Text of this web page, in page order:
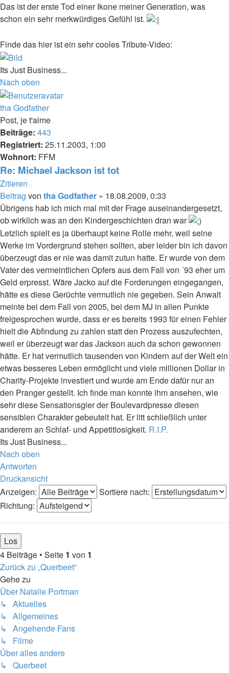
Das ist der erste Tod einer Ikone meiner Generation, was
schon ein sehr merkwürdiges Gefühl ist.
Finde das hier ist ein sehr cooles Tribute-Video:
Its Just Business...
Nach oben
tha Godfather
Post, je t'aime
Beiträge: 443
Registriert: 25.11.2003, 1:00
Wohnort: FFM
Re: Michael Jackson ist tot
Zitieren
Beitrag von tha Godfather » 18.08.2009, 0:33
Übrigens hab ich mich mal mit der Frage auseinandergesetzt,
ob wirklich was an den Kindergeschichten dran war
Letzlich spielt es ja überhaupt keine Rolle mehr, weil seine
Werke im Vordergrund stehen sollten, aber leider bin ich davon
überzeugt das er nie was damit zutun hatte. Er wurde von dem
Vater des vermeintlichen Opfers aus dem Fall von ´93 eher um
Geld erpresst. Wäre Jacko auf die Forderungen eingegangen,
hätte es diese Gerüchte vermutlich nie gegeben. Sein Anwalt
meinte bei dem Fall von 2005, bei dem MJ in allen Punkte
freigesprochen wurde, dass er es bereits 1993 für einen Fehler
hielt die Abfindung zu zahlen statt den Prozess auszufechten,
weil er überzeugt war das Jackson auch da schon gewonnen
hätte. Er hat vermutlich tausenden von Kindern auf der Welt ein
etwas besseres Leben ermöglicht und viele millionen Dollar in
Charity-Projekte investiert und wurde am Ende dafür nur an
den Pranger gestellt. Ich finde man konnte ihm ansehen, wie
sehr diese Sensationsgier der Boulevardpresse diesen
sensiblen Charakter gebeutelt hat. Er litt schließlich unter
anderem an Schlaf- und Appetitlosigkeit. R.I.P.
Its Just Business...
Nach oben
Antworten
Druckansicht
Anzeigen:
Sortiere nach:
Richtung:
4 Beiträge • Seite 1 von 1
Zurück zu „Querbeet“
Gehe zu
Über Natalie Portman
↳ Aktuelles
↳ Allgemeines
↳ Angehende Fans
↳ Filme
Über alles andere
↳ Querbeet